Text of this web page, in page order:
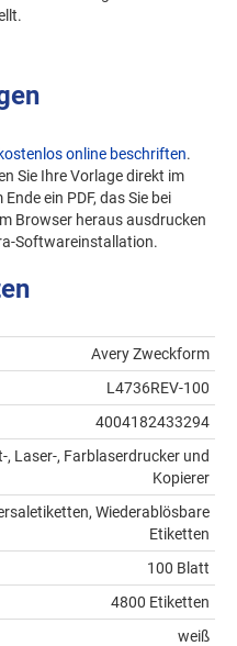
online beschriften.
Sie Ihre Vorlage direkt im
ein PDF, das Sie bei
Browser heraus ausdrucken
Softwareinstallation.
Avery Zweckform
L4736REV-100
4004182433294
, Laser-, Farblaserdrucker und
Kopierer
Wiederablösbare
Etiketten
100 Blatt
4800 Etiketten
weiß